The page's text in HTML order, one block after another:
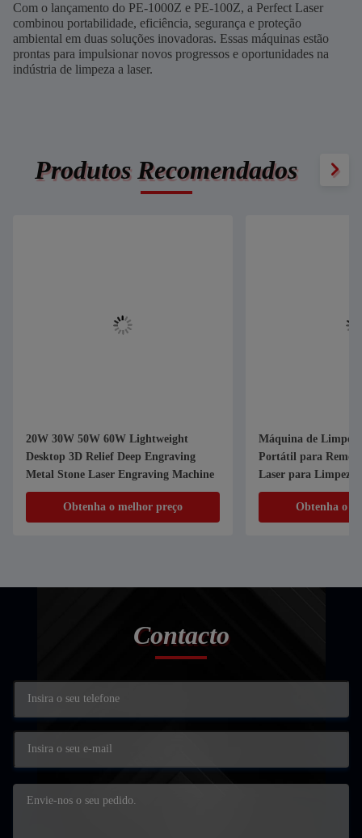
Com o lançamento do PE-1000Z e PE-100Z, a Perfect Laser
combinou portabilidade, eficiência, segurança e proteção
ambiental em duas soluções inovadoras. Essas máquinas estão
prontas para impulsionar novos progressos e oportunidades na
indústria de limpeza a laser.
Produtos Recomendados
20W 30W 50W 60W Lightweight
Desktop 3D Relief Deep Engraving
Metal Stone Laser Engraving Machine
Obtenha o melhor preço
Máquina de
Portátil para
Laser para Limpeza
Obtenha o
Contacto